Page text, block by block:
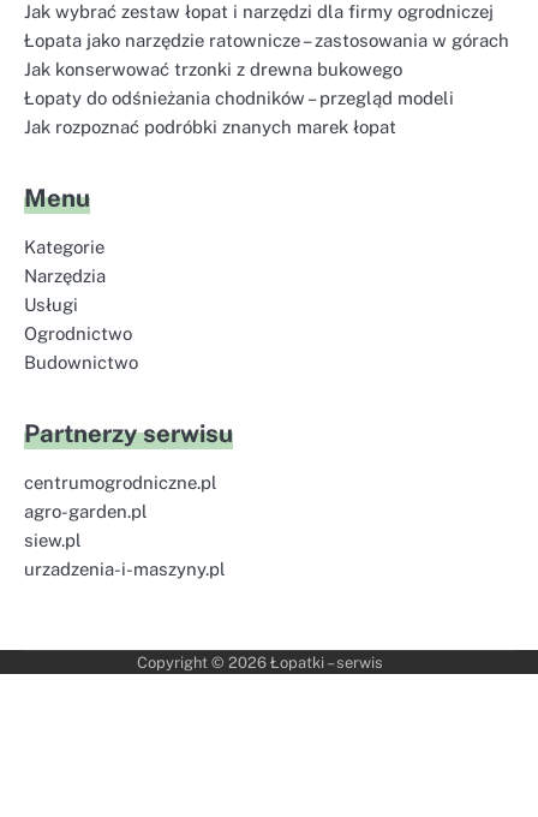
Jak wybrać zestaw łopat i narzędzi dla firmy ogrodniczej
Łopata jako narzędzie ratownicze – zastosowania w górach
Jak konserwować trzonki z drewna bukowego
Łopaty do odśnieżania chodników – przegląd modeli
Jak rozpoznać podróbki znanych marek łopat
Menu
Kategorie
Narzędzia
Usługi
Ogrodnictwo
Budownictwo
Partnerzy serwisu
centrumogrodniczne.pl
agro-garden.pl
siew.pl
urzadzenia-i-maszyny.pl
Copyright © 2026 Łopatki – serwis